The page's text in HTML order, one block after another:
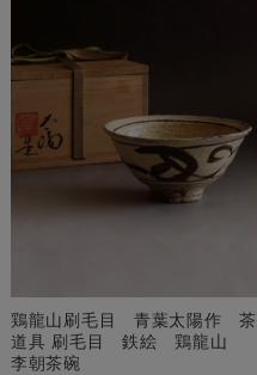
鶏龍山刷毛目 青葉太陽作 茶
道具 刷毛目 鉄絵 鶏龍山
李朝茶碗